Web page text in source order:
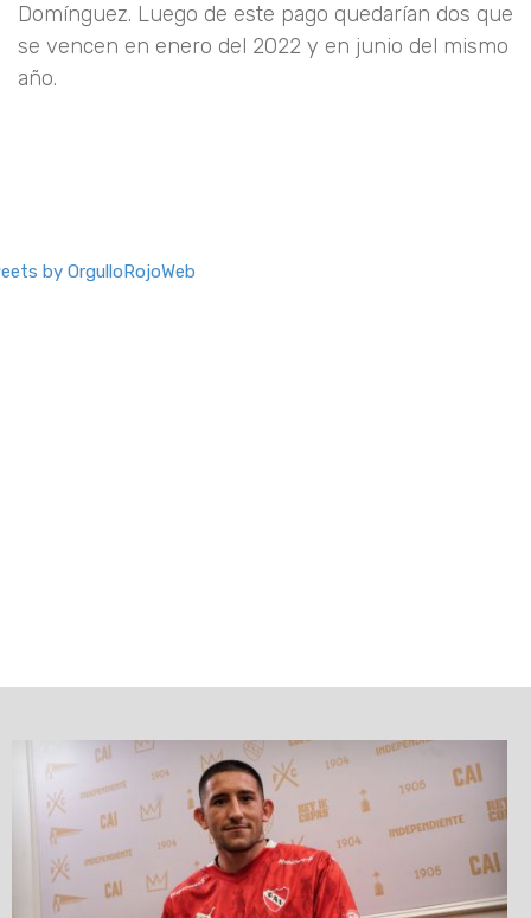
Domínguez. Luego de este pago quedarían dos que
se vencen en enero del 2022 y en junio del mismo
año.
by OrgulloRojoWeb